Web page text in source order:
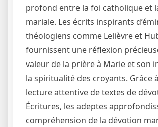
profond entre la foi catholique et
mariale. Les écrits inspirants
théologiens comme Lelièvre et
fournissent une réflexion
valeur de la prière à Marie et son
la spiritualité des croyants. Grâce
lecture attentive de textes de
Écritures, les adeptes
compréhension de la dévotion